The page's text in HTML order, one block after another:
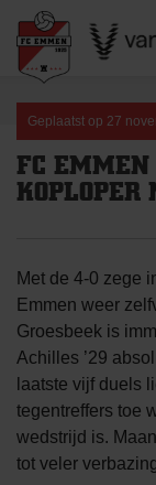
content
Geplaatst op 27
FC
KOPLOPER
Met de 4-0 zege
Emmen weer
Groesbeek is
Achilles ’29
laatste vijf duels
tegentreffers toe
wedstrijd is.
tot veler